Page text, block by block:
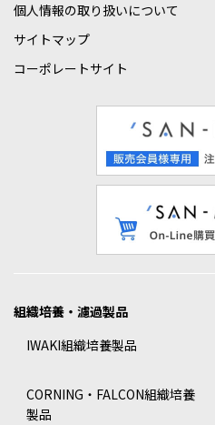
個人情報の取り扱いについて
サイトマップ
コーポレートサイト
組織培養・濾過製品
IWAKI組織培養製品
CORNING・FALCON組織培養
製品